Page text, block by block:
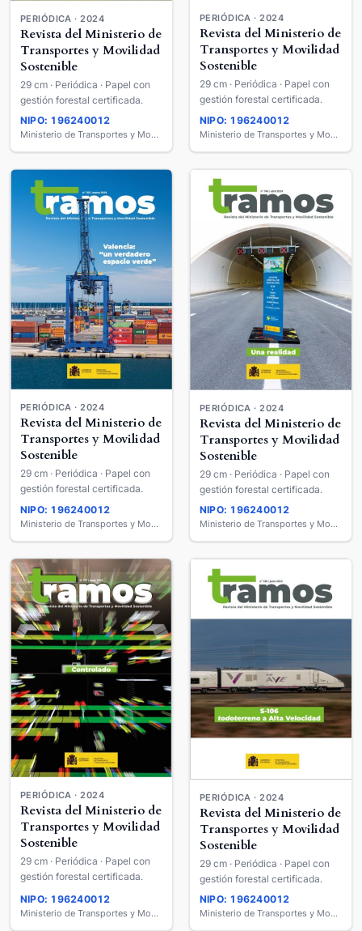
PERIÓDICA · 2024
Revista del Ministerio de
Transportes y Movilidad
Sostenible
29 cm · Periódica · Papel con
gestión forestal certificada.
NIPO: 196240012
Ministerio de Transportes y Movilidad Sostenible
PERIÓDICA · 2024
Revista del Ministerio de
Transportes y Movilidad
Sostenible
29 cm · Periódica · Papel con
gestión forestal certificada.
NIPO: 196240012
Ministerio de Transportes y Movilidad Sostenible
PERIÓDICA · 2024
Revista del Ministerio de
Transportes y Movilidad
Sostenible
29 cm · Periódica · Papel con
gestión forestal certificada.
NIPO: 196240012
Ministerio de Transportes y Movilidad Sostenible
PERIÓDICA · 2024
Revista del Ministerio de
Transportes y Movilidad
Sostenible
29 cm · Periódica · Papel con
gestión forestal certificada.
NIPO: 196240012
Ministerio de Transportes y Movilidad Sostenible
PERIÓDICA · 2024
Revista del Ministerio de
Transportes y Movilidad
Sostenible
29 cm · Periódica · Papel con
gestión forestal certificada.
NIPO: 196240012
Ministerio de Transportes y Movilidad Sostenible
PERIÓDICA · 2024
Revista del Ministerio de
Transportes y Movilidad
Sostenible
29 cm · Periódica · Papel con
gestión forestal certificada.
NIPO: 196240012
Ministerio de Transportes y Movilidad Sostenible